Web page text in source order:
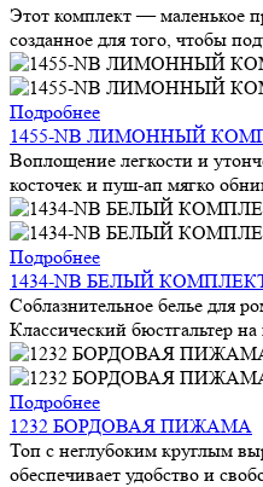
Этот комплект — маленькое
созданное для того, чтобы
Подробнее
1455-NB ЛИМОННЫЙ
Воплощение легкости и
косточек и пуш-ап мягко
Подробнее
1434-NB БЕЛЫЙ
Соблазнительное белье для
Классический бюстгальтер на
Подробнее
1232 БОРДОВАЯ ПИЖАМА
Топ с неглубоким круглым
обеспечивает удобство и